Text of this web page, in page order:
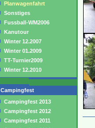
Planwagenfahrt
Sonstiges
Fussball-WM2006
Kanutour
Winter 12.2007
Winter 01.2009
TT-Turnier2009
Winter 12.2010
Campingfest
Campingfest 2013
Campingfest 2012
Campingfest 2011